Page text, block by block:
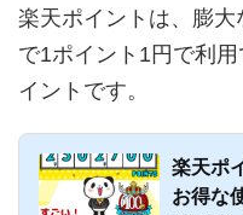
楽天ポイントは、膨
で1ポイント1円で利
イントです。
楽天ポ
お得な